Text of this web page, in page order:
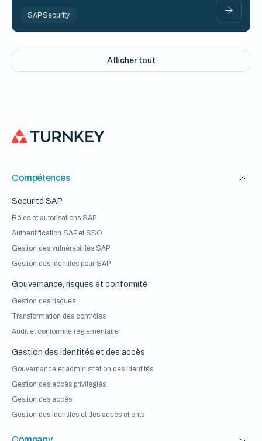
SAP Security
Afficher tout
Compétences
Securité SAP
Rôles et autorisations SAP
Authentification SAP et SSO
Gestion des vulnérabilités SAP
Gestion des identités pour SAP
Gouvernance, risques et conformité
Gestion des risques
Transformation des contrôles
Audit et conformité réglementaire
Gestion des identités et des accès
Gouvernance et administration des identités
Gestion des accès privilégiés
Gestion des accès
Gestion des identités et des accès clients